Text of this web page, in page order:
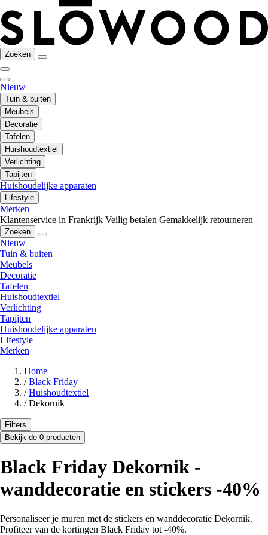
Zoeken
Nieuw
Tuin & buiten
Meubels
Decoratie
Tafelen
Huishoudtextiel
Verlichting
Tapijten
Huishoudelijke apparaten
Lifestyle
Merken
Klantenservice in Frankrijk Veilig betalen Gemakkelijk retourneren
Zoeken
Nieuw
Tuin & buiten
Meubels
Decoratie
Tafelen
Huishoudtextiel
Verlichting
Tapijten
Huishoudelijke apparaten
Lifestyle
Merken
Home
/ Black Friday
/ Huishoudtextiel
/ Dekornik
Filters
Bekijk de 0 producten
Black Friday Dekornik -
wanddecoratie en stickers -40%
Personaliseer je muren met de stickers en wanddecoratie Dekornik.
Profiteer van de kortingen Black Friday tot -40%.